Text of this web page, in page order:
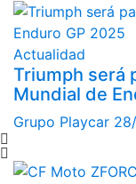
Actualidad
Triumph será
Mundial de
Grupo Playcar